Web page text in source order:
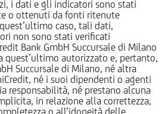
i dati e gli indicatori sono stati
o ottenuti da fonti ritenute
caso, tali dati,
non sono stati verificati
Bank GmbH Succursale di Milano
quest’ultimo autorizzato e, pertanto,
Succursale di Milano, né altra
né i suoi dipendenti o agenti
responsabilità, né prestano alcuna
in relazione alla correttezza,